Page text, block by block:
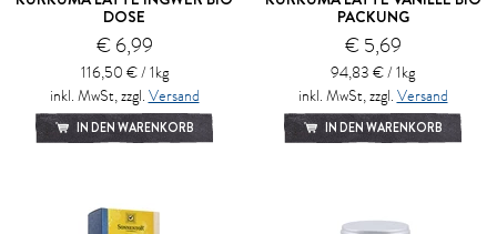
DOSE
€ 6,99
116,50 € / 1kg
inkl. MwSt, zzgl. Versand
IN DEN WARENKORB
PACKUNG
€ 5,69
94,83 € / 1kg
inkl. MwSt, zzgl. Versand
IN DEN WARENKORB